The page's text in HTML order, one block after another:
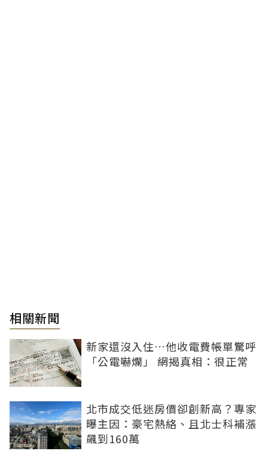
相關新聞
新家還沒入住…他收電費帳單驚呼
「公電嚇爛」 網揭真相：很正常
北市成交低迷房價卻創新高？專家
曝主因：豪宅熱絡、且北士科補漲
飆到160萬